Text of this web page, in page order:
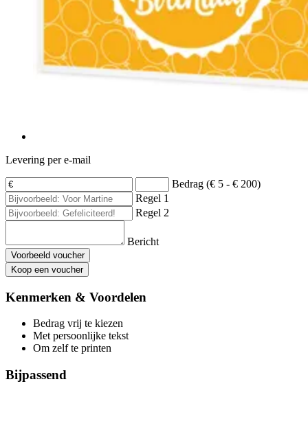
Levering per e-mail
Bedrag (€ 5 - € 200)
Regel 1
Regel 2
Bericht
Voorbeeld voucher
Koop een voucher
Kenmerken & Voordelen
Bedrag vrij te kiezen
Met persoonlijke tekst
Om zelf te printen
Bijpassend